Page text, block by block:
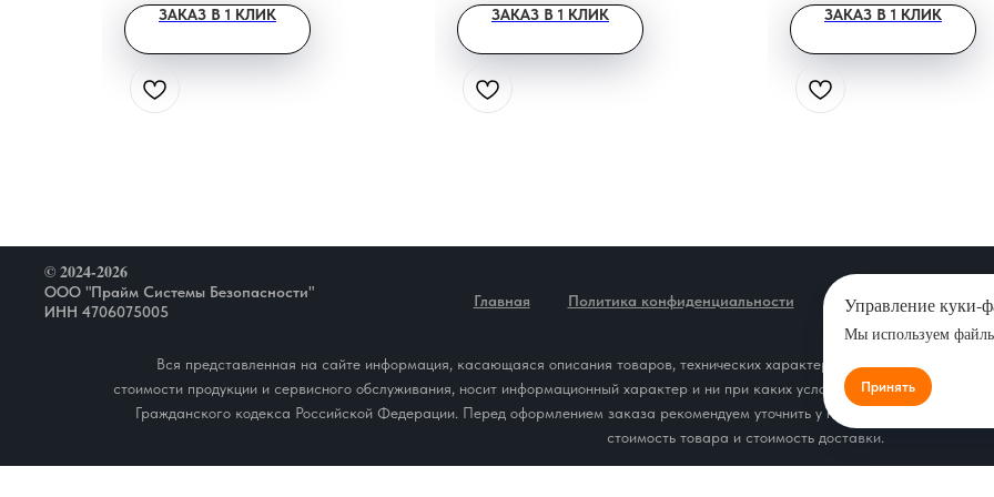
Управление куки-
Мы используем
Принять
ЗАКАЗ В 1 КЛИК ЗАКАЗ В 1 КЛИК ЗАКАЗ В 1 КЛИК
© 2024-2026
ООО "Прайм Системы Безопасности"
ИНН 4706075005
Главная Политика конфиденциальности Новости Карта
Вся представленная на сайте информация, касающаяся описания товаров, технических характеристик, наличия на
стоимости продукции и сервисного обслуживания, носит информационный характер и ни при каких условиях не является
Гражданского кодекса Российской Федерации. Перед оформлением заказа рекомендуем уточнить у наших специалистов
стоимость товара и стоимость доставки.